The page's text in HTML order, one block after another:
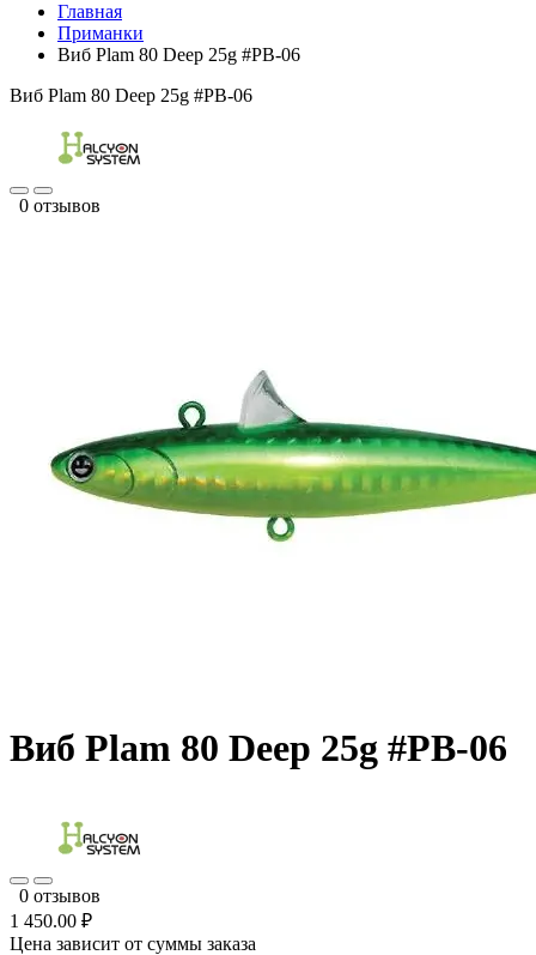
Главная
Приманки
Виб Plam 80 Deep 25g #PB-06
Виб Plam 80 Deep 25g #PB-06
0 отзывов
Виб Plam 80 Deep 25g #PB-06
0 отзывов
1 450.00 ₽
Цена зависит от суммы заказа